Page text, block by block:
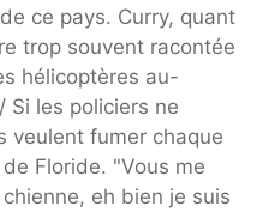
ce pays. Curry, quant
trop souvent racontée
hélicoptères au-
Si les policiers ne
veulent fumer chaque
Floride. "Vous me
eh bien je suis